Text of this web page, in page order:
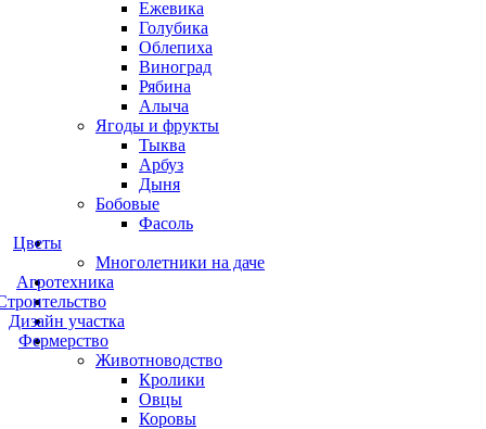
Ежевика
Голубика
Облепиха
Виноград
Рябина
Алыча
Ягоды и фрукты
Тыква
Арбуз
Дыня
Бобовые
Фасоль
Цветы
Многолетники на даче
Агротехника
Дизайн участка
Фермерство
Животноводство
Кролики
Овцы
Коровы